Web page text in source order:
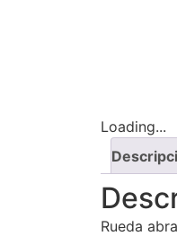
Loading...
Rueda